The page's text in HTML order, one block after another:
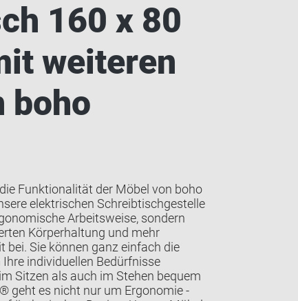
160 x 80
weiteren
boho
Funktionalität der Möbel von boho
elektrischen Schreibtischgestelle
Arbeitsweise, sondern
Körperhaltung und mehr
bei. Sie können ganz einfach die
individuellen Bedürfnisse
Sitzen als auch im Stehen bequem
geht es nicht nur um Ergonomie -